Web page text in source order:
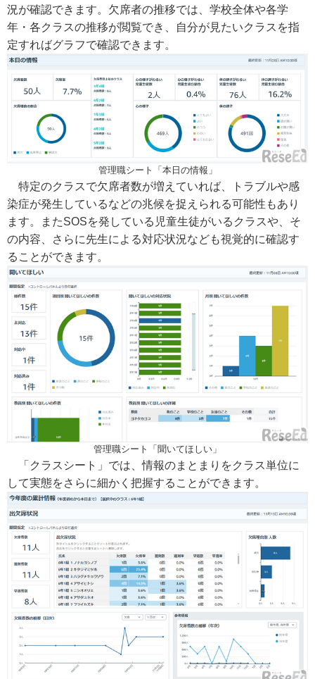
況が確認できます。欠席者の推移では、学校全体や各学
年・各クラスの推移が閲覧でき、自分が見たいクラスを指
定すればグラフで確認できます。
管理職シート「本日の情報」
特定のクラスで欠席者数が増えていれば、トラブルや感
染症が発生しているなどの兆候を捉えられる可能性もあり
ます。またSOSを発している児童生徒がいるクラスや、そ
の内容、さらに先生による対応状況なども視覚的に確認す
ることができます。
管理職シート「聞いてほしい」
「クラスシート」では、情報のまとまりをクラス単位に
して実態をさらに細かく把握することができます。